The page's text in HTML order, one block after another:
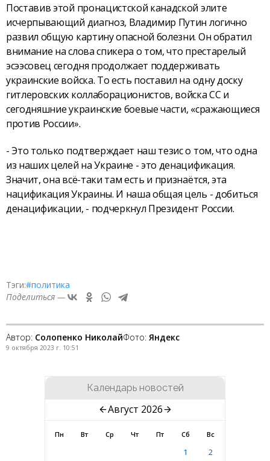
Поставив этой пронацистской канадской элите
исчерпывающий диагноз, Владимир Путин логично
развил общую картину опасной болезни. Он обратил
внимание на слова спикера о том, что престарелый
эсээсовец сегодня продолжает поддерживать
украинские войска. То есть поставил на одну доску
гитлеровских коллаборационистов, войска СС и
сегодняшние украинские боевые части, «сражающиеся
против России».
- Это только подтверждает наш тезис о том, что одна
из наших целей на Украине - это денацификация.
Значит, она всё-таки там есть и признаётся, эта
нацификация Украины. И наша общая цель - добиться
денацификации, - подчеркнул Президент России.
Тэги:#политика
Поделиться —
Автор: Солопенко НиколайФото: Яндекс
9 октября 2023 г. 10:51
Календарь новостей
Август 2026
Пн Вт Ср Чт Пт Сб Вс
1 2